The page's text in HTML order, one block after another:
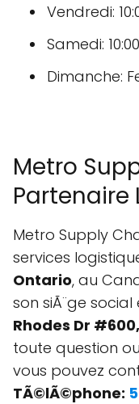
Vendredi:
Samedi:
Dimanche:
Metro
Partenaire
Metro Supply
services
Ontario, au
son siÃ¨ge
Rhodes Dr
toute question
vous pouvez
TÃ©lÃ©phone: